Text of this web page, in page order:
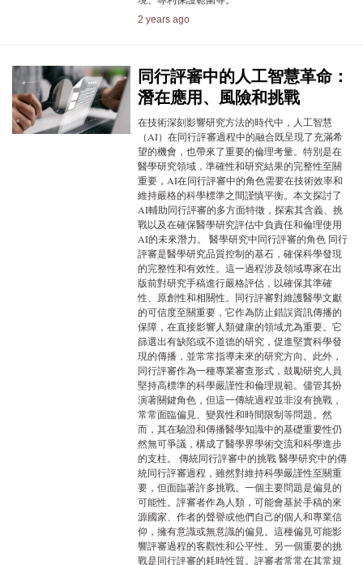
2 years ago
同行評審中的人工智慧革命：
潛在應用、風險和挑戰
在技術深刻影響研究方法的時代中，人工智慧
（AI）在同行評審過程中的融合既呈現了充滿希
望的機會，也帶來了重要的倫理考量。特別是在
醫學研究領域，準確性和研究結果的完整性至關
重要，AI在同行評審中的角色需要在技術效率和
維持嚴格的科學標準之間謹慎平衡。本文探討了
AI輔助同行評審的多方面特徵，探索其含義、挑
戰以及在確保醫學研究評估中負責任和倫理使用
AI的未來潛力。 醫學研究中同行評審的角色 同行
評審是醫學研究品質控制的基石，確保科學發現
的完整性和有效性。這一過程涉及領域專家在出
版前對研究手稿進行嚴格評估，以確保其準確
性、原創性和相關性。同行評審對維護醫學文獻
的可信度至關重要，它作為防止錯誤資訊傳播的
保障，在直接影響人類健康的領域尤為重要。它
篩選出有缺陷或不道德的研究，促進堅實科學發
現的傳播，並常常指導未來的研究方向。此外，
同行評審作為一種專業審查形式，鼓勵研究人員
堅持高標準的科學嚴謹性和倫理規範。儘管其扮
演著關鍵角色，但這一傳統過程並非沒有挑戰，
常常面臨偏見、變異性和時間限制等問題。然
而，其在驗證和傳播醫學知識中的基礎重要性仍
然無可爭議，構成了醫學界學術交流和科學進步
的支柱。 傳統同行評審中的挑戰 醫學研究中的傳
統同行評審過程，雖然對維持科學嚴謹性至關重
要，但面臨著許多挑戰。一個主要問題是偏見的
可能性。評審者作為人類，可能會基於手稿的來
源國家、作者的聲譽或他們自己的個人和專業信
仰，擁有意識或無意識的偏見。這種偏見可能影
響評審過程的客觀性和公平性。另一個重要的挑
戰是同行評審的耗時性質。評審者常常在其常規